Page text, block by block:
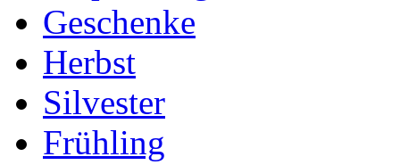
Geschenke
Herbst
Silvester
Frühling